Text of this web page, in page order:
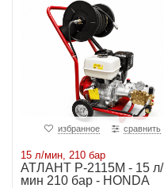
избранное сравнить
15 л/мин, 210 бар
АТЛАНТ P-2115М - 15 л/
мин 210 бар - HONDA